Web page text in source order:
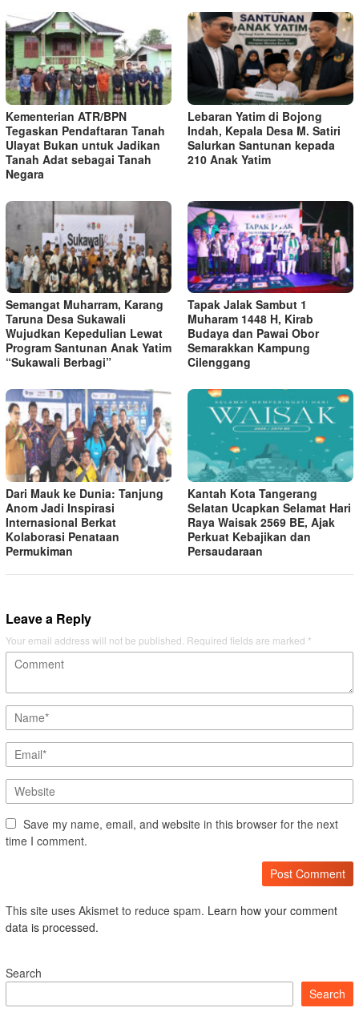
Kementerian ATR/BPN
Tegaskan Pendaftaran Tanah
Ulayat Bukan untuk Jadikan
Tanah Adat sebagai Tanah
Negara
Lebaran Yatim di Bojong
Indah, Kepala Desa M. Satiri
Salurkan Santunan kepada
210 Anak Yatim
Semangat Muharram, Karang
Taruna Desa Sukawali
Wujudkan Kepedulian Lewat
Program Santunan Anak Yatim
“Sukawali Berbagi”
Tapak Jalak Sambut 1
Muharam 1448 H, Kirab
Budaya dan Pawai Obor
Semarakkan Kampung
Cilenggang
Dari Mauk ke Dunia: Tanjung
Anom Jadi Inspirasi
Internasional Berkat
Kolaborasi Penataan
Permukiman
Kantah Kota Tangerang
Selatan Ucapkan Selamat Hari
Raya Waisak 2569 BE, Ajak
Perkuat Kebajikan dan
Persaudaraan
Leave a Reply
Your email address will not be published. Required fields are marked *
Save my name, email, and website in this browser for the next
time I comment.
This site uses Akismet to reduce spam. Learn how your comment
data is processed.
Search
Search